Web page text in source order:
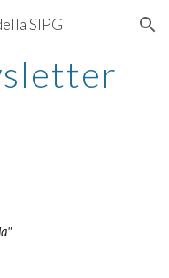
Skip to navigation
SIPG